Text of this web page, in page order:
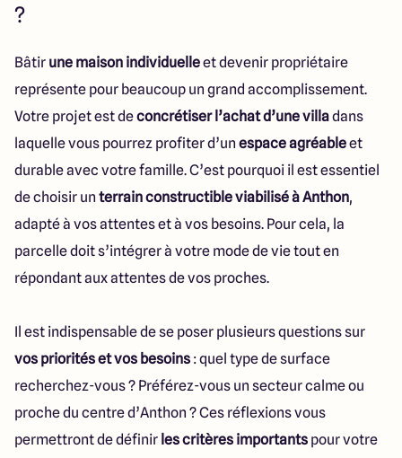
?
Bâtir une maison individuelleet devenir propriétaire
représente pour beaucoup un grand accomplissement.
Votre projet est deconcrétiser l’achat d’une villadans
laquelle vous pourrez profiter d’un espace agréableet
durable avec votre famille. C’est pourquoi il est essentiel
de choisir un terrain constructible viabilisé à Anthon,
adapté à vos attentes et à vos besoins. Pour cela, la
parcelle doit s’intégrer à votre mode de vie tout en
répondant aux attentes de vos proches.
Il est indispensable de se poser plusieurs questions sur
vos priorités et vos besoins : quel type de surface
recherchez-vous ? Préférez-vous un secteur calme ou
proche du centre d’Anthon ? Ces réflexions vous
permettront de définir les critères importants pour votre